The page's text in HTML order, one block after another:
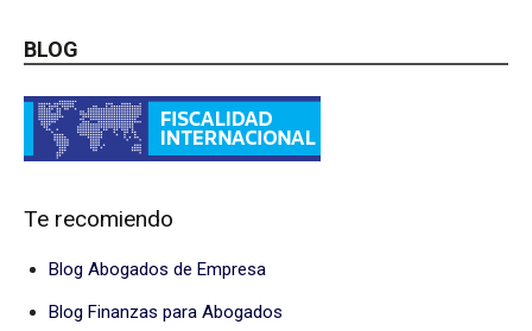
BLOG
Te recomiendo
Blog Abogados de Empresa
Blog Finanzas para Abogados